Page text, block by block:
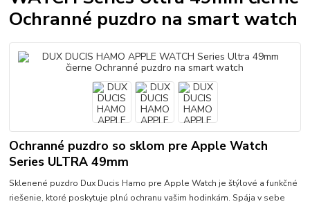
Ochranné puzdro na smart watch
Ochranné puzdro so sklom pre Apple Watch
Series ULTRA 49mm
Sklenené puzdro Dux Ducis Hamo pre Apple Watch je štýlové a funkčné
riešenie, ktoré poskytuje plnú ochranu vašim hodinkám. Spája v sebe